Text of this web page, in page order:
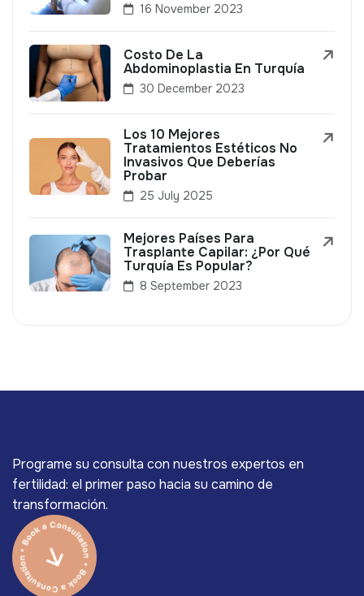
16 November 2023
Costo De La
Abdominoplastia En Turquía
30 December 2023
Los 10 Mejores
Tratamientos Estéticos No
Invasivos Que Deberías
Probar
25 July 2025
Mejores Países Para
Trasplante Capilar: ¿Por Qué
Turquía Es Popular?
8 September 2023
Programe su consulta con nuestros expertos en
fertilidad: el primer paso hacia su camino de
transformación.